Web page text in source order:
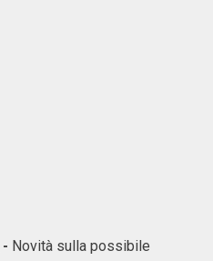
- Novità sulla possibile